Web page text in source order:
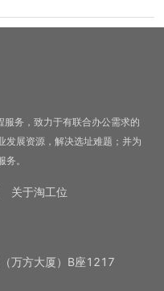
务，致力于有联合办公需求的
发展资源，解决选址难题；并为
。
关于淘工位
万方大厦）B座1217